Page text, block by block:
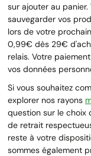
sur ajouter au
sauvegarder vos
lors de votre
0,99€ dès 29€
relais. Votre
vos données
Si vous souhaitez
explorer nos rayons
question sur le choix
de retrait
reste à votre
sommes également